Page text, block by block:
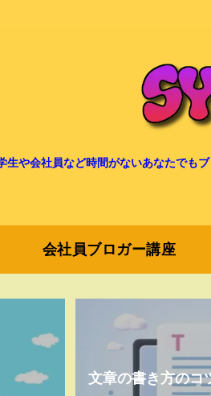
生や会社員など時間がないあなたでも
会社員ブロガー講座
文章の書き方のコ